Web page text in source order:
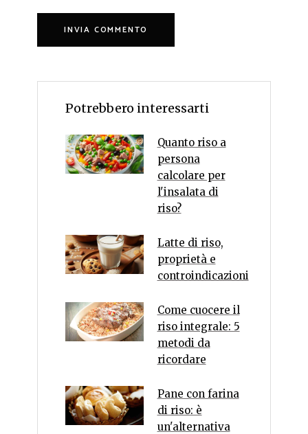
Potrebbero interessarti
Quanto riso a
persona
calcolare per
l'insalata di
riso?
Latte di riso,
proprietà e
controindicazioni
Come cuocere il
riso integrale: 5
metodi da
ricordare
Pane con farina
di riso: è
un'alternativa